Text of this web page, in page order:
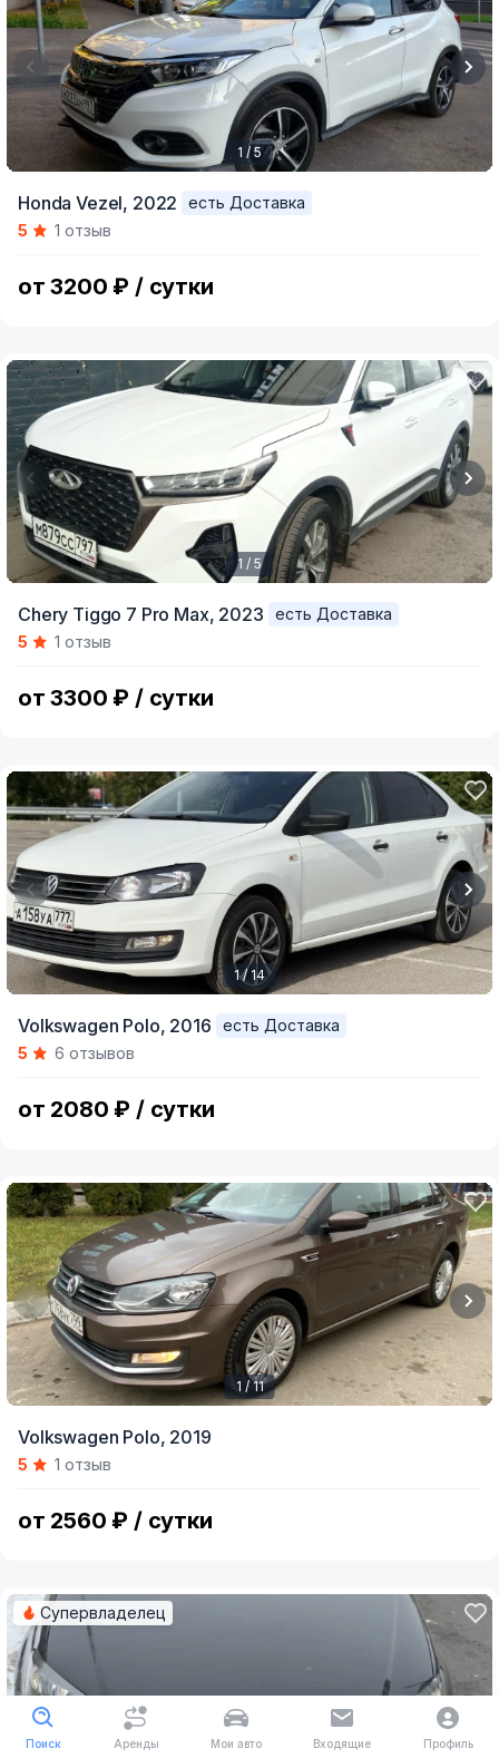
of
1 / 5
Honda Vezel, 2022
есть Доставка
5
1 отзыв
от 3200 ₽ / сутки
of
1 / 5
Chery Tiggo 7 Pro Max, 2023
есть Доставка
5
1 отзыв
от 3300 ₽ / сутки
of
1 / 14
Volkswagen Polo, 2016
есть Доставка
5
6 отзывов
от 2080 ₽ / сутки
of
1 / 11
Volkswagen Polo, 2019
5 1 отзыв
от 2560 ₽ / сутки
Супервладелец
Поиск Аренды Мои авто Входящие Профиль